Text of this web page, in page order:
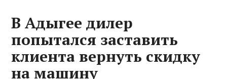
В Адыгее дилер
попытался заставить
клиента вернуть скидку
на машину